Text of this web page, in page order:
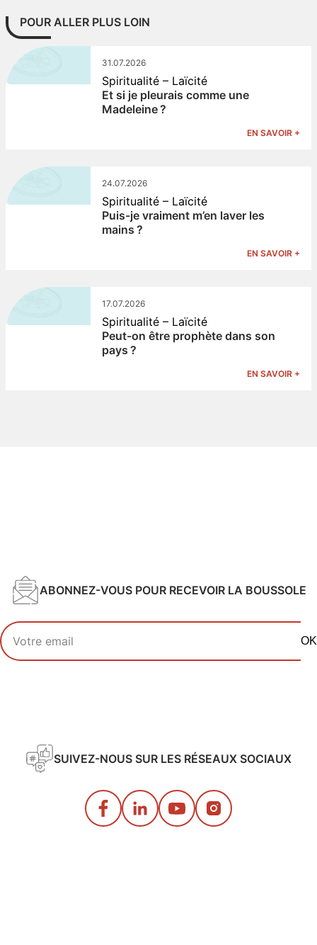
POUR ALLER PLUS LOIN
31.07.2026
Spiritualité – Laïcité
Et si je pleurais comme une
Madeleine ?
EN SAVOIR +
24.07.2026
Spiritualité – Laïcité
Puis-je vraiment m’en laver les
mains ?
EN SAVOIR +
17.07.2026
Spiritualité – Laïcité
Peut-on être prophète dans son
pays ?
EN SAVOIR +
ABONNEZ-VOUS POUR RECEVOIR LA BOUSSOLE
Votre adresse email
OK
SUIVEZ-NOUS SUR LES RÉSEAUX SOCIAUX